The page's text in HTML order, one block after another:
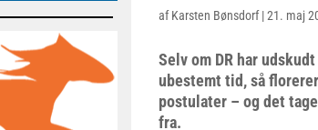
afKarsten Bønsdorf|21. maj
Selv om DR har
ubestemt tid, så
postulater – og det
fra.